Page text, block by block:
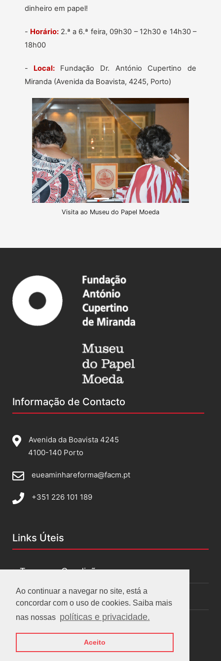
Ao continuar a navegar no site, está a
concordar com o uso de cookies. Saiba mais
nas nossas políticas e privacidade.
Aceito
dinheiro em papel!
- Horário: 2.ª a 6.ª feira, 09h30 – 12h30 e 14h30 –
18h00
-️ Local:
Fundação Dr. António Cupertino de
Miranda (Avenida da Boavista, 4245, Porto)
Visita ao Museu do Papel Moeda
Previous Next
Informação de Contacto
Avenida da Boavista 4245
4100-140 Porto
eueaminhareforma@facm.pt
+351 226 101 189
Links Úteis
Termos e Condições
Políticas de privacidade